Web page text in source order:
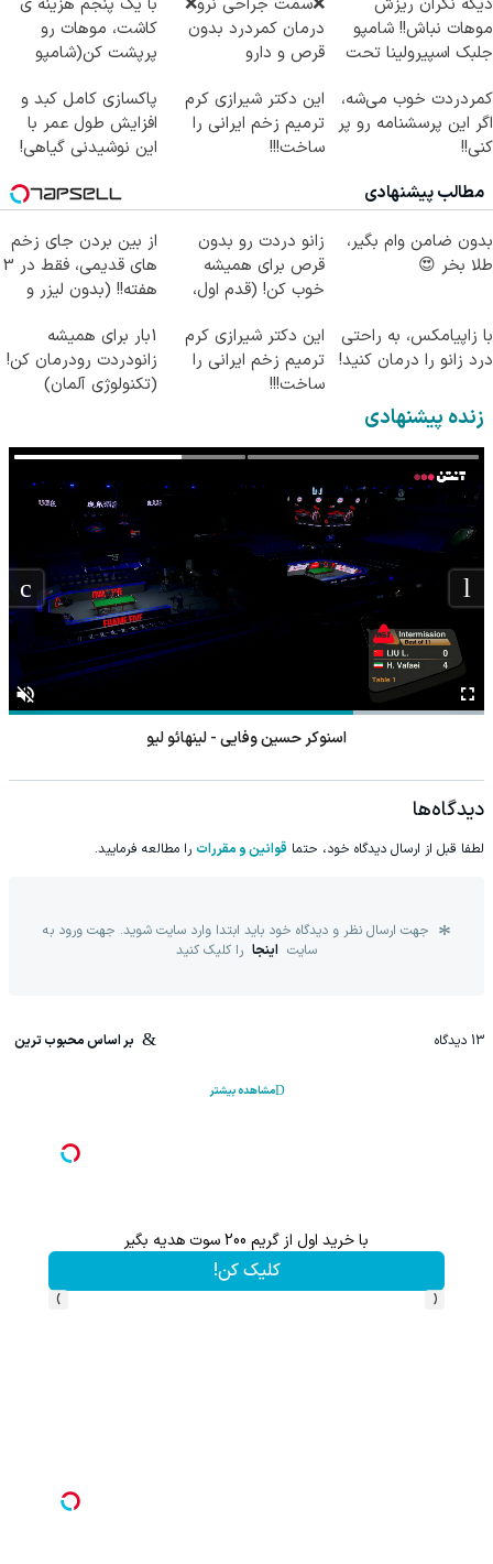
موهات نباش!! شامپو
جلبک اسپیرولینا تحت
درمان کمردرد بدون
قرص و دارو
کاشت، موهات رو
پرپشت کن(شامپو
کمردردت خوب می‌شه،
اگر این پرسشنامه رو پر
کنی!!
این دکتر شیرازی کرم
ترمیم زخم ایرانی را
ساخت!!!
پاکسازی کامل کبد و
افزایش طول عمر با
این نوشیدنی گیاهی!
مطالب پیشنهادی
بدون ضامن وام بگیر،
طلا بخر 😍
زانو دردت رو بدون
قرص برای همیشه
خوب کن! (قدم اول،
از بین بردن جای زخم
های قدیمی، فقط در 3
هفته!! (بدون لیزر و
با زاپیامکس، به راحتی
درد زانو را درمان کنید!
این دکتر شیرازی کرم
ترمیم زخم ایرانی را
ساخت!!!
1بار برای همیشه
زانودردت رودرمان کن!
(تکنولوژی آلمان)
زنده پیشنهادی
اسنوکر حسین وفایی - لینهائو لیو
دیدگاه‌ها
لطفا قبل از ارسال دیدگاه خود، حتما قوانین و مقررات را مطالعه فرمایید.
جهت ارسال نظر و دیدگاه خود باید ابتدا وارد سایت شوید. جهت ورود به
سایت اینجا را کلیک کنید
13 دیدگاه بر اساس محبوب ترین
مشاهده بیشتر
با خرید اول از گریم 200 سوت هدیه بگیر
کلیک کن!
‹
›